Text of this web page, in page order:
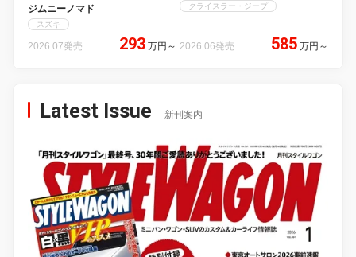
ジムニーノマド
スズキ
2026.07発売 293 万円 ～
クライスラー・ジープ
2026.06発売 585 万円 ～
Latest Issue 新刊案内